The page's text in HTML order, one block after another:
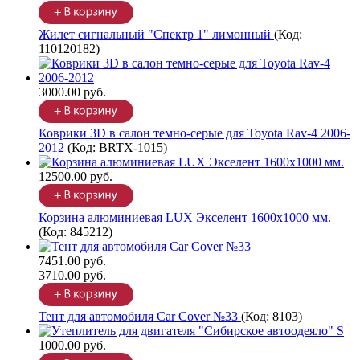
Жилет сигнальный "Спектр 1" лимонный (Код:
110120182)
3000.00 руб.
Коврики 3D в салон темно-серые для Toyota Rav-4 2006-
2012 (Код: BRTX-1015)
12500.00 руб.
Корзина алюминиевая LUX Экселент 1600х1000 мм.
(Код: 845212)
7451.00 руб.
3710.00 руб.
Тент для автомобиля Car Cover №33 (Код: 8103)
1000.00 руб.